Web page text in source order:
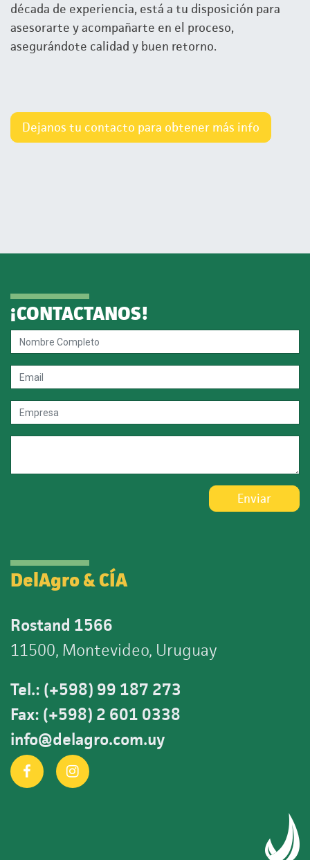
década de experiencia, está a tu disposición para
asesorarte y acompañarte en el proceso,
asegurándote calidad y buen retorno.
Dejanos tu contacto para obtener más info
¡CONTACTANOS!
Enviar
DelAgro & CÍA
Rostand 1566
11500, Montevideo, Uruguay
Tel.: (+598) 99 187 273
Fax: (+598) 2 601 0338
info@delagro.com.uy